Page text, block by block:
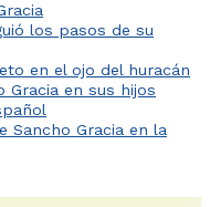
los pasos de su
en el ojo del huracán
Gracia en sus hijos
Sancho Gracia en la